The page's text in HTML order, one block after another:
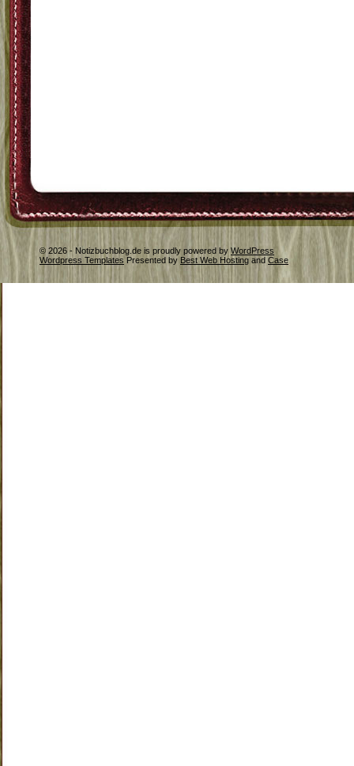
© 2026 - Notizbuchblog.de is proudly powered by WordPress
Wordpress Templates Presented by Best Web Hosting and Case